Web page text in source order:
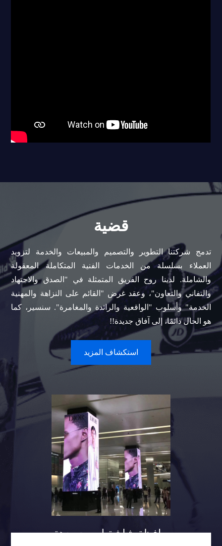
قضية
تدمج شركتنا التطوير والتصميم والمبيعات والخدمة لتزويد
العملاء بسلسلة من الخدمات الفنية المتكاملة المعقولة
والشاملة. لدينا روح الفريق المتمثلة في "الصدق والاجتهاد
والتفاني والتعاون"، وعقد غرض "القائم على النزاهة والمهنية
الخدمة" وأسلوب "الواقعية والرائدة والمغامرة". سنسير، كما
هو الحال دائمًا، إلى آفاق جديدة!!
استكشاف المزيد
حافظة شاشة لعمود ردهة